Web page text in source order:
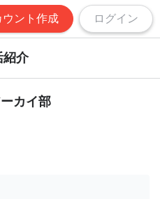
ウント作成 ログイン
紹介
カイ部